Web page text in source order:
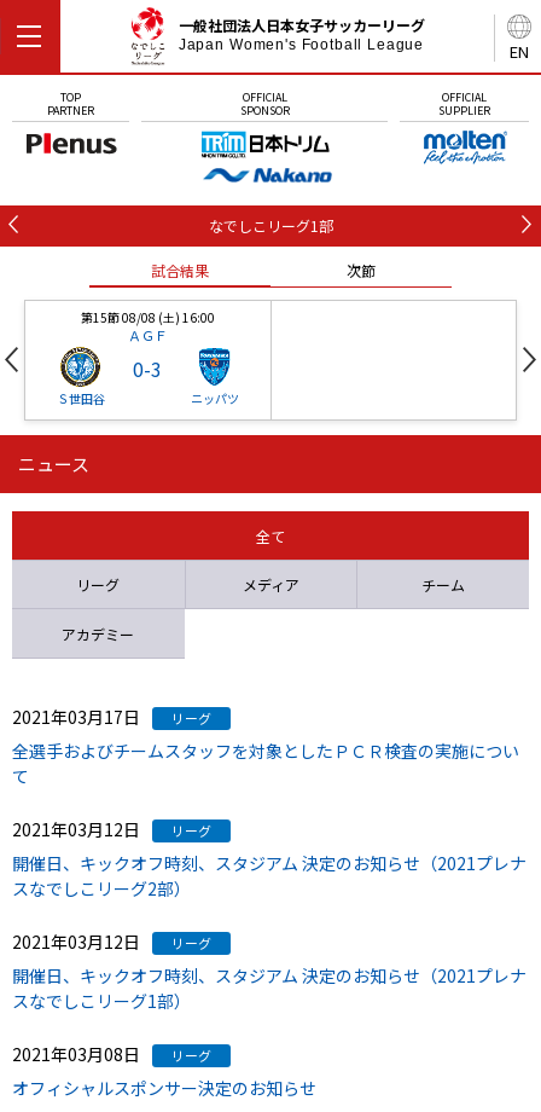
EN
一般社団法人日本女子サッカーリーグ
Japan Women's Football League
TOP
PARTNER
OFFICIAL
SPONSOR
OFFICIAL
SUPPLIER
なでしこリーグ1部
試合結果 次節
第15節 08/08 (土) 16:00
ＡＧＦ
Ｓ世田谷
0-3
ニッパツ
第16節 09/05 (土) 15:00
ニッパツ
ニッパツ 名古屋
石人の星
静岡 愛媛Ｌ
ニュース
全て
リーグ メディア チーム
アカデミー
2021年03月17日 リーグ
全選手およびチームスタッフを対象としたＰＣＲ検査の実施につい
て
2021年03月12日 リーグ
開催日、キックオフ時刻、スタジアム 決定のお知らせ（2021プレナ
スなでしこリーグ2部）
2021年03月12日 リーグ
開催日、キックオフ時刻、スタジアム 決定のお知らせ（2021プレナ
スなでしこリーグ1部）
2021年03月08日 リーグ
オフィシャルスポンサー決定のお知らせ